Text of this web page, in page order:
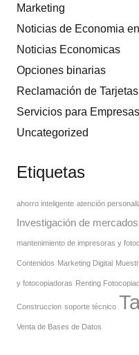
Marketing
Noticias de Economia
Noticias Economicas
Opciones binarias
Reclamación de
Servicios para Empresas
Uncategorized
Etiquetas
ahorro inteligente atención
Investigación de mercados
mantenimiento de impresoras y
Contenidos Marketing Digital
y fotocopiadoras Renting
Construccion soporte técnico
Venta de Bases de Datos